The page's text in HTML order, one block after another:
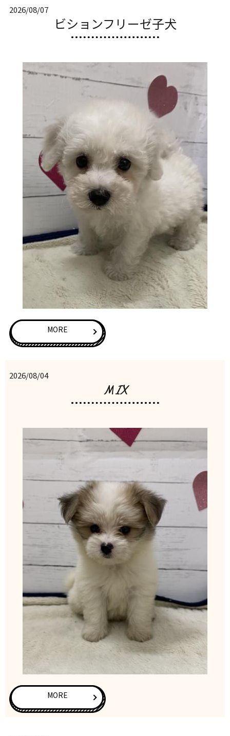
2026/08/07
ビションフリーゼ子犬
MORE
2026/08/04
MIX
MORE